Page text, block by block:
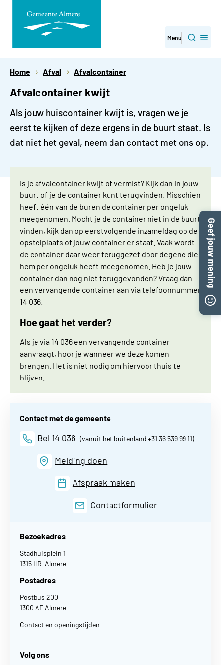
paginainhoud
Menu Zoeken
Home Afval Afvalcontainer
Afvalcontainer kwijt
Als jouw huiscontainer kwijt is, vragen we je
eerst te kijken of deze ergens in de buurt staat. Is
dat niet het geval, neem dan contact met ons op.
Is je afvalcontainer kwijt of vermist? Kijk dan in jouw
buurt of je de container kunt terugvinden. Misschien
heeft één van de buren de container per ongeluk
meegenomen. Mocht je de container niet in de buurt
vinden, kijk dan op eerstvolgende inzameldag op de
opstelplaats of jouw container er staat. Vaak wordt
de container daar weer teruggezet door degene die
hem per ongeluk heeft meegenomen. Heb je jouw
container dan nog niet teruggevonden? Vraag dan
een vervangende container aan via telefoonnummer
14 036.
Hoe gaat het verder?
Als je via 14 036 een vervangende container
aanvraagt, hoor je wanneer we deze komen
brengen. Het is niet nodig om hiervoor thuis te
blijven.
Contact met de gemeente
Bel 14 036(vanuit het buitenland +31 36 539 99 11)
Melding doen
Afspraak maken
Contactformulier
Bezoekadres
Stadhuisplein 1
1315 HR Almere
Postadres
Postbus 200
1300 AE Almere
Contact en openingstijden
Volg ons